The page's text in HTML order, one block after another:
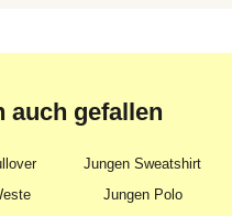
auch gefallen
Jungen Sweatshirt
Jungen Polo